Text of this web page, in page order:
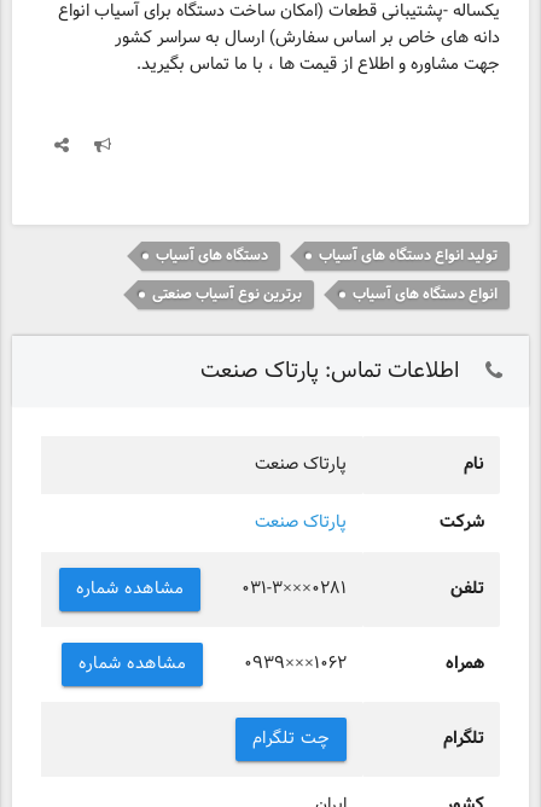
یکساله -پشتیبانی قطعات (امکان ساخت دستگاه برای آسیاب انواع
دانه های خاص بر اساس سفارش) ارسال به سراسر کشور
جهت مشاوره و اطلاع از قیمت ها ، با ما تماس بگیرید.
تولید انواع دستگاه های آسیاب
دستگاه های آسیاب
انواع دستگاه های آسیاب
برترین نوع آسیاب صنعتی
اطلاعات تماس: پارتاک صنعت
نام پارتاک صنعت
شرکت پارتاک صنعت
تلفن ۰۳۱-۳×××۰۲۸۱ مشاهده شماره
همراه ۰۹۳۹×××۱۰۶۲ مشاهده شماره
تلگرام چت تلگرام